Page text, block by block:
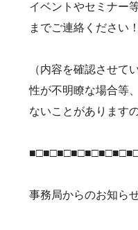
イベントやセミナー
までご連絡ください！
（内容を確認させて
性が不明瞭な場合等
ないことがあります
事務局からのお知ら